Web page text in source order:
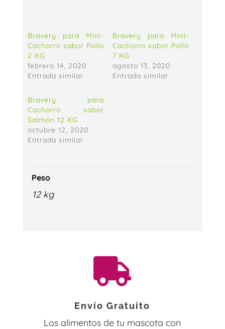
Bravery para Mini-
Cachorro sabor Pollo
2 KG
febrero 14, 2020
Entrada similar
Bravery para Mini-
Cachorro sabor Pollo
7 KG
agosto 13, 2020
Entrada similar
Bravery para
Cachorro sabor
Salmón 12 KG
octubre 12, 2020
Entrada similar
Peso
12 kg

Envío Gratuito
Los alimentos de tu mascota con